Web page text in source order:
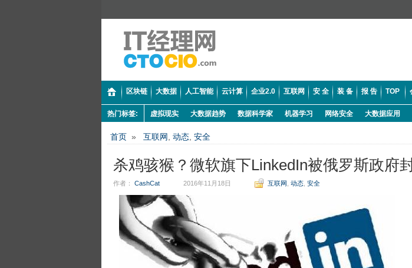
区块链 大数据 人工智能 云计算 企业2.0 互联网 安 全 装 备 报 告 TOP
热门标签: 虚拟现实 大数据趋势 数据科学家 机器学习 网络安全 大数据应用
首页 » 互联网 动态 安全
杀鸡骇猴？微软旗下LinkedIn被俄罗斯政府
作者： CashCat 2016年11月18日 互联网 动态 安全